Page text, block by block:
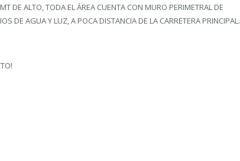
DE ALTO, TODA EL ÁREA CUENTA CON MURO PERIMETRAL DE
DE AGUA Y LUZ, A POCA DISTANCIA DE LA CARRETERA PRINCIPAL.